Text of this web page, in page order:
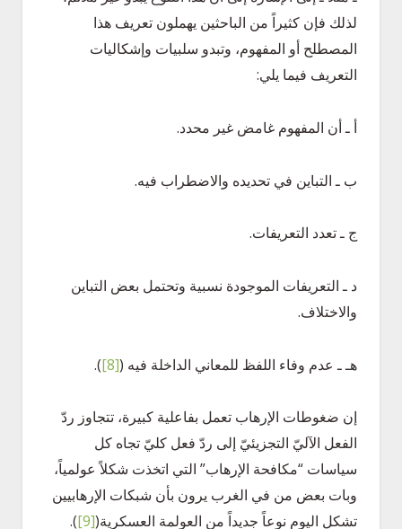
لذلك فإن كثيراً من الباحثين يهملون تعريف هذا
المصطلح أو المفهوم، وتبدو سلبيات وإشكاليات
التعريف فيما يلي:
أ ـ أن المفهوم غامض غير محدد.
ب ـ التباين في تحديده والاضطراب فيه.
ج ـ تعدد التعريفات.
د ـ التعريفات الموجودة نسبية وتحتمل بعض التباين
والاختلاف.
هـ ـ عدم وفاء اللفظ للمعاني الداخلة فيه (
[8]
)
.
إن ضغوطات الإرهاب تعمل بفاعلية كبيرة، تتجاوز ردّ
الفعل الآليّ التجزيئيّ إلى ردّ فعل كليّ تجاه كل
سياسات “مكافحة الإرهاب” التي اتخذت شكلاً عولمياً،
وبات بعض من في الغرب يرون بأن شبكات الإرهابيين
تشكل اليوم نوعاً جديداً من العولمة العسكرية(
[9]
)
.